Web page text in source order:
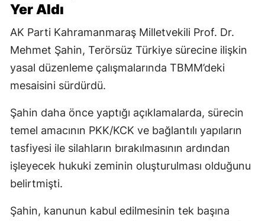
Yer Aldı
AK Parti Kahramanmaraş Milletvekili Prof. Dr.
Mehmet Şahin, Terörsüz Türkiye sürecine ilişkin
yasal düzenleme çalışmalarında TBMM’deki
mesaisini sürdürdü.
Şahin daha önce yaptığı açıklamalarda, sürecin
temel amacının PKK/KCK ve bağlantılı yapıların
tasfiyesi ile silahların bırakılmasının ardından
işleyecek hukuki zeminin oluşturulması olduğunu
belirtmişti.
Şahin, kanunun kabul edilmesinin tek başına